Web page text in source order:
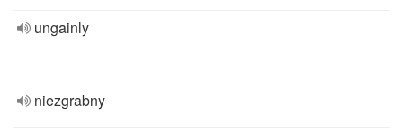
ungainly
niezgrabny